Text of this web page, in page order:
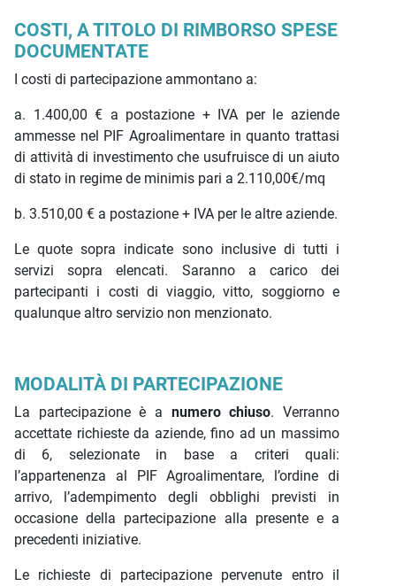
COSTI, A TITOLO DI RIMBORSO SPESE
DOCUMENTATE
I costi di partecipazione ammontano a:
a. 1.400,00 € a postazione + IVA per le aziende
ammesse nel PIF Agroalimentare in quanto trattasi
di attività di investimento che usufruisce di un aiuto
di stato in regime de minimis pari a 2.110,00€/mq
b. 3.510,00 € a postazione + IVA per le altre aziende.
Le quote sopra indicate sono inclusive di tutti i
servizi sopra elencati. Saranno a carico dei
partecipanti i costi di viaggio, vitto, soggiorno e
qualunque altro servizio non menzionato.
MODALITÀ DI PARTECIPAZIONE
La partecipazione è a numero chiuso. Verranno
accettate richieste da aziende, fino ad un massimo
di 6, selezionate in base a criteri quali:
l’appartenenza al PIF Agroalimentare, l’ordine di
arrivo, l’adempimento degli obblighi previsti in
occasione della partecipazione alla presente e a
precedenti iniziative.
Le richieste di partecipazione pervenute entro il